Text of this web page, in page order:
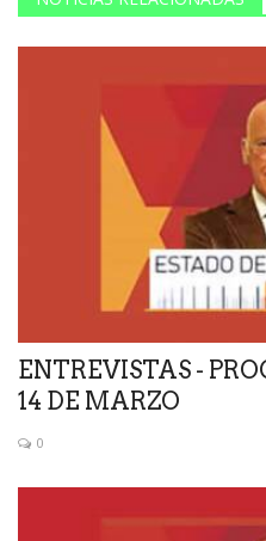
ENTREVISTAS -
14 DE MARZO
0